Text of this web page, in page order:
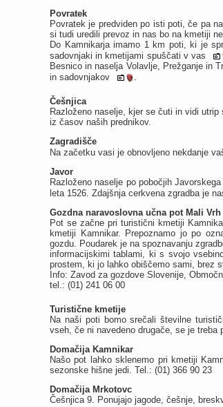
Povratek
Povratek je predviden po isti poti, če pa
si tudi uredili prevoz in nas bo na kmetiji
Do Kamnikarja imamo 1 km poti, ki je
sadovnjaki in kmetijami spuščati v vas
Besnico in naselja Volavlje, Prežganje in
in sadovnjakov
.
Češnjica
Razloženo naselje, kjer se čuti in vidi
iz časov naših prednikov.
Zagradišče
Na začetku vasi je obnovljeno nekdanje
Javor
Razloženo naselje po pobočjih
leta 1526. Zdajšnja cerkvena zgradba je
Gozdna naravoslovna učna pot Mali Vrh
Pot se začne pri turistični kmetiji
kmetiji Kamnikar. Prepoznamo jo po
gozdu. Poudarek je na spoznavanju
informacijskimi tablami, ki s svojo
prostem, ki jo lahko obiščemo sami, brez
Info: Zavod za gozdove Slovenije,
tel.: (01) 241 06 00
Turistične kmetije
Na naši poti bomo srečali številne
vseh, če ni navedeno drugače, se je treba
Domačija Kamnikar
Našo pot lahko sklenemo pri kmetiji
sezonske hišne jedi. Tel.: (01) 366 90 23
Domačija Mrkotovc
Češnjica 9. Ponujajo jagode, češnje,